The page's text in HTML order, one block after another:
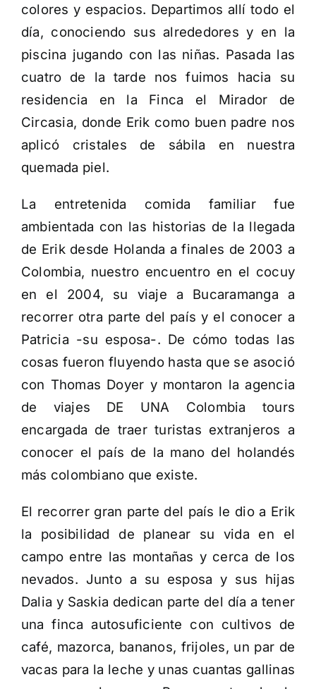
colores y espacios. Departimos allí todo el
día, conociendo sus alrededores y en la
piscina jugando con las niñas. Pasada las
cuatro de la tarde nos fuimos hacia su
residencia en la Finca el Mirador de
Circasia, donde Erik como buen padre nos
aplicó cristales de sábila en nuestra
quemada piel.
La entretenida comida familiar fue
ambientada con las historias de la llegada
de Erik desde Holanda a finales de 2003 a
Colombia, nuestro encuentro en el cocuy
en el 2004, su viaje a Bucaramanga a
recorrer otra parte del país y el conocer a
Patricia -su esposa-. De cómo todas las
cosas fueron fluyendo hasta que se asoció
con Thomas Doyer y montaron la agencia
de viajes DE UNA Colombia tours
encargada de traer turistas extranjeros a
conocer el país de la mano del holandés
más colombiano que existe.
El recorrer gran parte del país le dio a Erik
la posibilidad de planear su vida en el
campo entre las montañas y cerca de los
nevados. Junto a su esposa y sus hijas
Dalia y Saskia dedican parte del día a tener
una finca autosuficiente con cultivos de
café, mazorca, bananos, frijoles, un par de
vacas para la leche y unas cuantas gallinas